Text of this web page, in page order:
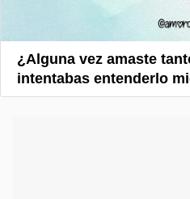
¿Alguna vez amaste
intentabas entenderlo